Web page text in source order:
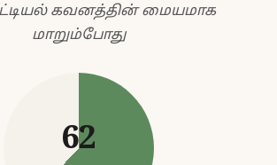
கவனத்தின் மையமாக
மாறும்போது
62